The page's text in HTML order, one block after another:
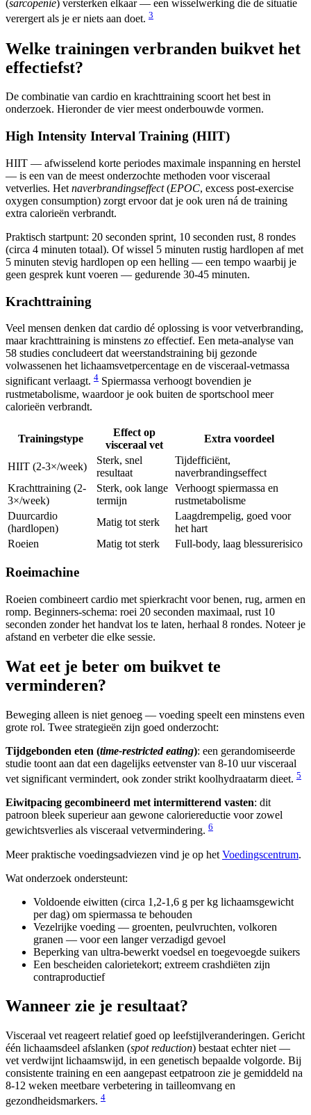
(sarcopenie) versterken elkaar — een wisselwerking die de situatie
verergert als je er niets aan doet. 3
Welke trainingen verbranden buikvet het
effectiefst?
De combinatie van cardio en krachttraining scoort het best in
onderzoek. Hieronder de vier meest onderbouwde vormen.
High Intensity Interval Training (HIIT)
HIIT — afwisselend korte periodes maximale inspanning en herstel
— is een van de meest onderzochte methoden voor visceraal
vetverlies. Het naverbrandingseffect(EPOC, excess post-exercise
oxygen consumption) zorgt ervoor dat je ook uren ná de training
extra calorieën verbrandt.
Praktisch startpunt: 20 seconden sprint, 10 seconden rust, 8 rondes
(circa 4 minuten totaal). Of wissel 5 minuten rustig hardlopen af met
5 minuten stevig hardlopen op een helling — een tempo waarbij je
geen gesprek kunt voeren — gedurende 30-45 minuten.
Krachttraining
Veel mensen denken dat cardio dé oplossing is voor vetverbranding,
maar krachttraining is minstens zo effectief. Een meta-analyse van
58 studies concludeert dat weerstandstraining bij gezonde
volwassenen het lichaamsvetpercentage en de visceraal-vetmassa
significant verlaagt. 4 Spiermassa verhoogt bovendien je
rustmetabolisme, waardoor je ook buiten de sportschool meer
calorieën verbrandt.
Trainingstype
Effect op
visceraal vet
Extra voordeel
HIIT (2-3×/week)
Sterk, snel
resultaat
Tijdefficiënt,
naverbrandingseffect
Krachttraining (2-
3×/week)
Sterk, ook lange
termijn
Verhoogt spiermassa en
rustmetabolisme
Duurcardio
(hardlopen)
Matig tot sterk
Laagdrempelig, goed voor
het hart
Roeien
Matig tot sterk Full-body, laag blessurerisico
Roeimachine
Roeien combineert cardio met spierkracht voor benen, rug, armen en
romp. Beginners-schema: roei 20 seconden maximaal, rust 10
seconden zonder het handvat los te laten, herhaal 8 rondes. Noteer je
afstand en verbeter die elke sessie.
Wat eet je beter om buikvet te
verminderen?
Beweging alleen is niet genoeg — voeding speelt een minstens even
grote rol. Twee strategieën zijn goed onderzocht:
Tijdgebonden eten (time-restricted eating): een gerandomiseerde
studie toont aan dat een dagelijks eetvenster van 8-10 uur visceraal
vet significant vermindert, ook zonder strikt koolhydraatarm dieet. 5
Eiwitpacing gecombineerd met intermitterend vasten: dit
patroon bleek superieur aan gewone caloriereductie voor zowel
gewichtsverlies als visceraal vetvermindering. 6
Meer praktische voedingsadviezen vind je op het Voedingscentrum.
Wat onderzoek ondersteunt:
Voldoende eiwitten (circa 1,2-1,6 g per kg lichaamsgewicht
per dag) om spiermassa te behouden
Vezelrijke voeding — groenten, peulvruchten, volkoren
granen — voor een langer verzadigd gevoel
Beperking van ultra-bewerkt voedsel en toegevoegde suikers
Een bescheiden calorietekort; extreem crashdiëten zijn
contraproductief
Wanneer zie je resultaat?
Visceraal vet reageert relatief goed op leefstijlveranderingen. Gericht
één lichaamsdeel afslanken (spot reduction) bestaat echter niet —
vet verdwijnt lichaamswijd, in een genetisch bepaalde volgorde. Bij
consistente training en een aangepast eetpatroon zie je gemiddeld na
8-12 weken meetbare verbetering in tailleomvang en
gezondheidsmarkers. 4